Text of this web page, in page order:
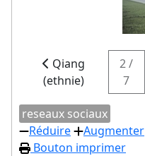
Qiang
(ethnie)
2 /
7
reseaux sociaux
Réduire
Augmenter
Bouton imprimer